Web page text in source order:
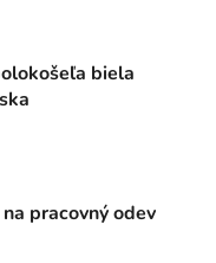
biela
pracovný odev